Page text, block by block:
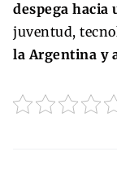
despega hacia
juventud,
la Argentina y